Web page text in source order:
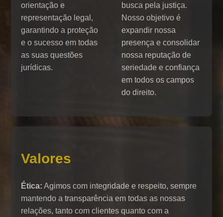
orientação e
representação legal,
garantindo a proteção
e o sucesso em todas
as suas questões
jurídicas.
busca pela justiça.
Nosso objetivo é
expandir nossa
presença e consolidar
nossa reputação de
seriedade e confiança
em todos os campos
do direito.
Valores
Ética: Agimos com integridade e respeito, sempre
mantendo a transparência em todas as nossas
relações, tanto com clientes quanto com a